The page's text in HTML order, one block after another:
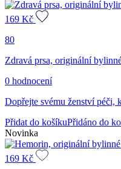
169 Kč
80
Zdravá prsa, originální
0 hodnocení
Dopřejte svému ženství péči,
Přidat do košíkuPřidáno do
Novinka
169 Kč